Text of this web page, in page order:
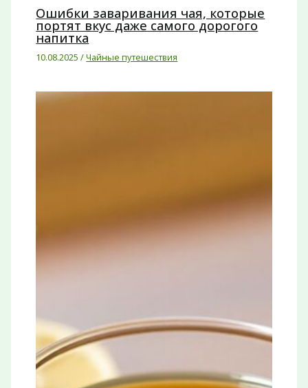
Ошибки заваривания чая, которые
портят вкус даже самого дорогого
напитка
10.08.2025/Чайные путешествия